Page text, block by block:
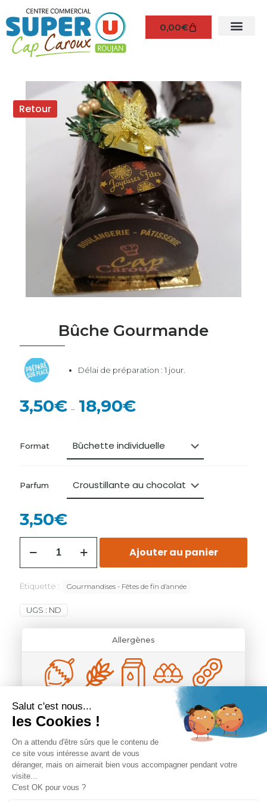
0,00€
Retour
Bûche Gourmande
Délai de préparation : 1 jour.
3,50€ – 18,90€
Format
Parfum
3,50€
Ajouter au panier
Étiquette : Gourmandises - Fêtes de fin d’année
UGS : ND
Allergènes
Vanille fruits rouges : blé, lait, oeuf, soja, noisette, orge, amande
Exotique : amande, oeuf, lait, soja
Croustillant chocolat : blé, lait, oeuf, soja, amande, noisette, orge
Plaisir 3 chocolats : blé, lait, oeuf, soja